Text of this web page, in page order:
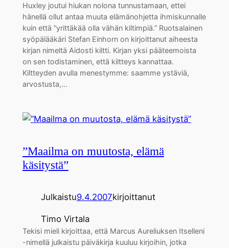
Huxley joutui hiukan nolona tunnustamaan, ettei
hänellä ollut antaa muuta elämänohjetta ihmiskunnalle
kuin että ”yrittäkää olla vähän kiltimpiä.” Ruotsalainen
syöpälääkäri Stefan Einhorn on kirjoittanut aiheesta
kirjan nimeltä Aidosti kiltti. Kirjan yksi pääteemoista
on sen todistaminen, että kiltteys kannattaa.
Kiltteyden avulla menestymme: saamme ystäviä,
arvostusta,…
”Maailma on muutosta, elämä
käsitystä”
Julkaistu9.4.2007kirjoittanut
Timo Virtala
Tekisi mieli kirjoittaa, että Marcus Aureliuksen Itselleni
-nimellä julkaistu päiväkirja kuuluu kirjoihin, jotka